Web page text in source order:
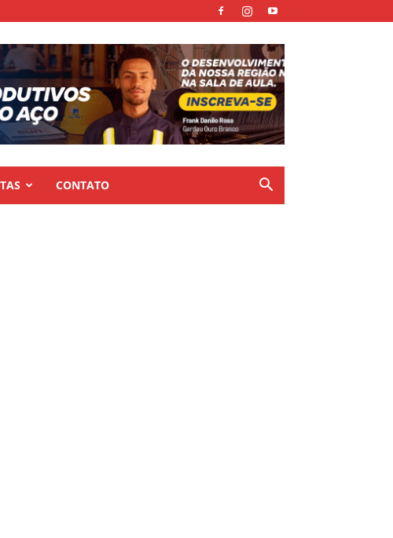
CONTATO